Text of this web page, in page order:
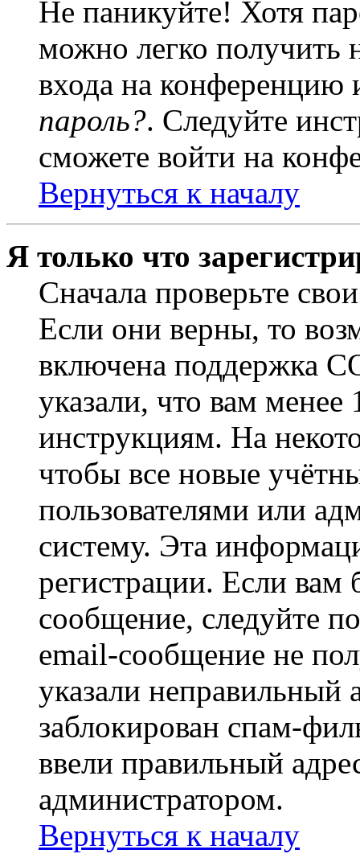
Не паникуйте! Хотя
можно легко получить
входа на
пароль?. Следуйте
сможете войти на
Вернуться к началу
Я только что
Сначала проверьте
Если они верны, то
включена поддержка
указали, что вам
инструкциям. На
чтобы все новые
пользователями или
систему. Эта
регистрации. Если
сообщение, следуйте
email-сообщение не
указали неправильный
заблокирован спам-
ввели правильный
администратором.
Вернуться к началу